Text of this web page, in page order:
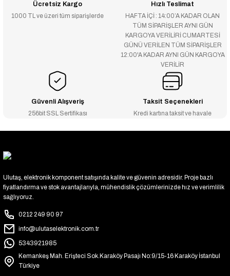
Ücretsiz Kargo
1000 TL ve üzeri tüm siparişlerde
Hızlı Teslimat
HAFTA İÇİ : 14:00’A KADAR OLAN
TÜM SİPARİŞLER AYNI GÜN
KARGOYA VERİLİRİ CUMARTESİ
GÜNÜ VERİLEN TÜM SİPARİŞLER
12:00'A KADAR AYNI GÜN KARGOYA
VERİLİR
Güvenli Alışveriş
256bit SSL Sertifikası
Taksit Seçenekleri
Kredi kartına taksit ve havale
Ulutaş, elektronik komponent satışında kalite ve güvenin adresidir. Proje bazlı
fiyatlandırma ve stok avantajlarıyla, mühendislik çözümlerinizde hız ve verimlilik
sağlıyoruz.
0212 249 90 97
info@ulutaselektronik.com.tr
5343921985
Kemankeş Mah. Erişteci Sok.Karaköy Pasajı No:9/15-16 Karaköy İstanbul
Türkiye